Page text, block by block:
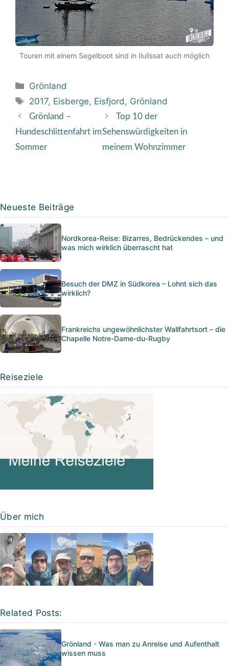
Touren mit einem Segelboot sind in Ilulissat auch möglich
Kategorien
Grönland
Schlagwörter
2017, Eisberge, Eisfjord, Grönland
Grönland –
Hundeschlittenfahrt im
Sommer
Top 10 der
Sehenswürdigkeiten in
meinem Wohnzimmer
Neueste Beiträge
Nordkorea-Reise: Bizarres, Bedrückendes – und
was mich wirklich überrascht hat
Besuch der DMZ in Südkorea – Lohnt sich das
wirklich?
Frankreichs ungewöhnlichster Wallfahrtsort – die
Chapelle Notre-Dame-du-Rugby
Reiseziele
Über mich
Related Posts:
Grönland - Was man zu Anreise und Aufenthalt
wissen muss